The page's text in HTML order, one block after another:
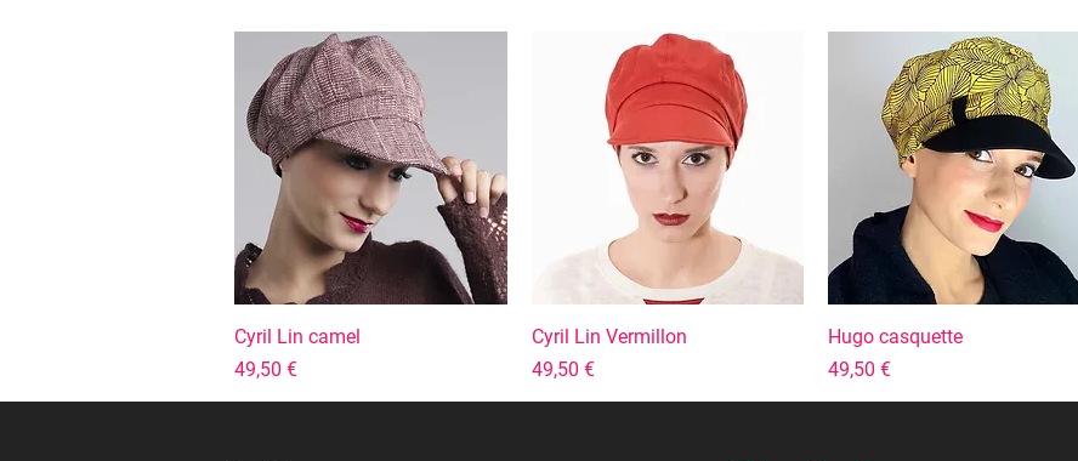
Aperçu rapide
Cyril Lin camel
Prix
49,50 €
Aperçu rapide
Cyril Lin Vermillon
Prix
49,50 €
Aperçu rapide
Hugo casquette
Prix
49,50 €